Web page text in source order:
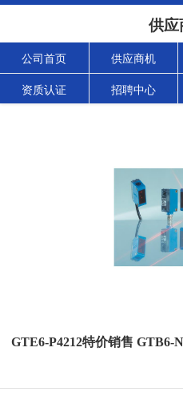
供应
公司首页 供应商机
资质认证 招聘中心
GTE6-P4212特价销售 GTB6-